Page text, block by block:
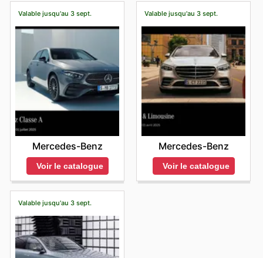
Valable jusqu'au 3 sept.
Mercedes-Benz
Voir le catalogue
Valable jusqu'au 3 sept.
Mercedes-Benz
Voir le catalogue
Valable jusqu'au 3 sept.